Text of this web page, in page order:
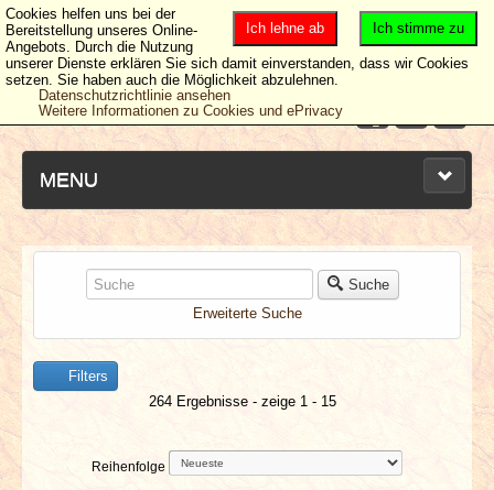
MENU
NEUESTE ARTIKEL
NEWS & DATES
BERICHTE
VERLOSUNGEN
Suche
Erweiterte Suche
Filters
264 Ergebnisse - zeige 1 - 15
Reihenfolge
Ich stimme zu
Ich lehne ab
Cookies helfen uns bei der
Bereitstellung unseres Online-
Angebots. Durch die Nutzung
unserer Dienste erklären Sie sich damit einverstanden, dass wir Cookies
setzen. Sie haben auch die Möglichkeit abzulehnen.
Datenschutzrichtlinie ansehen
Weitere Informationen zu Cookies und ePrivacy